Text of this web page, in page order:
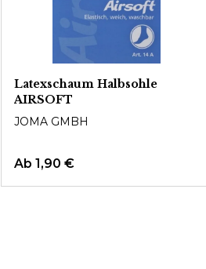
Latexschaum Halbsohle
AIRSOFT
JOMA GMBH
Ab 1,90 €